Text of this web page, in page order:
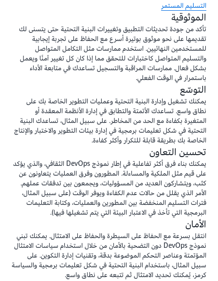
التسليم المستمر
الموثوقية
تأكد من جودة تحديثات التطبيق وتغييرات البنية التحتية حتى يتسنى لك
تقديمها على نحو موثوق بوتيرة أسرع مع الحفاظ على تجربة إيجابية
للمستخدمين النهائيين. استخدم ممارسات مثل التكامل المتواصل
والتسليم المتواصل كاختبارات للتحقق مما إذا كان كل تغيير آمنًا ويعمل
بشكل فعال. ممارسات المراقبة والتسجيل تساعدك في متابعة الأداء
باستمرار في الوقت الفعلي.
التوسّع
يمكنك تشغيل وإدارة البنية التحتية وعمليات التطوير الخاصة بك على
نطاق واسع. تساعدك الأتمتة والتطابق في إدارة الأنظمة المعقدة أو
المتغيرة بكفاءة مع الحد من المخاطر. على سبيل المثال، تساعدك البنية
التحتية في شكل تعليمات برمجية في إدارة بيئات التطوير والاختبار والإنتاج
الخاصة بك بطريقة قابلة للتكرار وأكثر كفاءة.
تحسين التعاون
يمكنك بناء فرق أكثر تفاعلية في إطار نموذج DevOps الثقافي، والذي يؤكد
على قيم مثل الملكية والمساءلة. المطورون وفرق العمليات يتعاونون عن
كثب، ويتشاركون العديد من المسؤوليات، ويجمعون بين تدفقات عملهم.
الأمر الذي يقلل من حالات عدم الكفاءة ويوفر الوقت (على سبيل المثال،
فترات التسليم المنخفضة بين المطورين والعمليات، وكتابة التعليمات
البرمجية التي تأخذ في الاعتبار البيئة التي يتم تشغيلها فيها).
الأمان
انتقل بسرعة مع الحفاظ على السيطرة والحفاظ على الامتثال. يمكنك تبني
نموذج DevOps دون التضحية بالأمان من خلال استخدام سياسات الامتثال
المؤتمتة وعناصر التحكم الموضوعة بدقة، وتقنيات إدارة التكوين. على
سبيل المثال، باستخدام البنية التحتية في شكل تعليمات برمجية والسياسة
كرمز، يُمكنك تحديد الامتثال ثم تتبعه على نطاق واسع.